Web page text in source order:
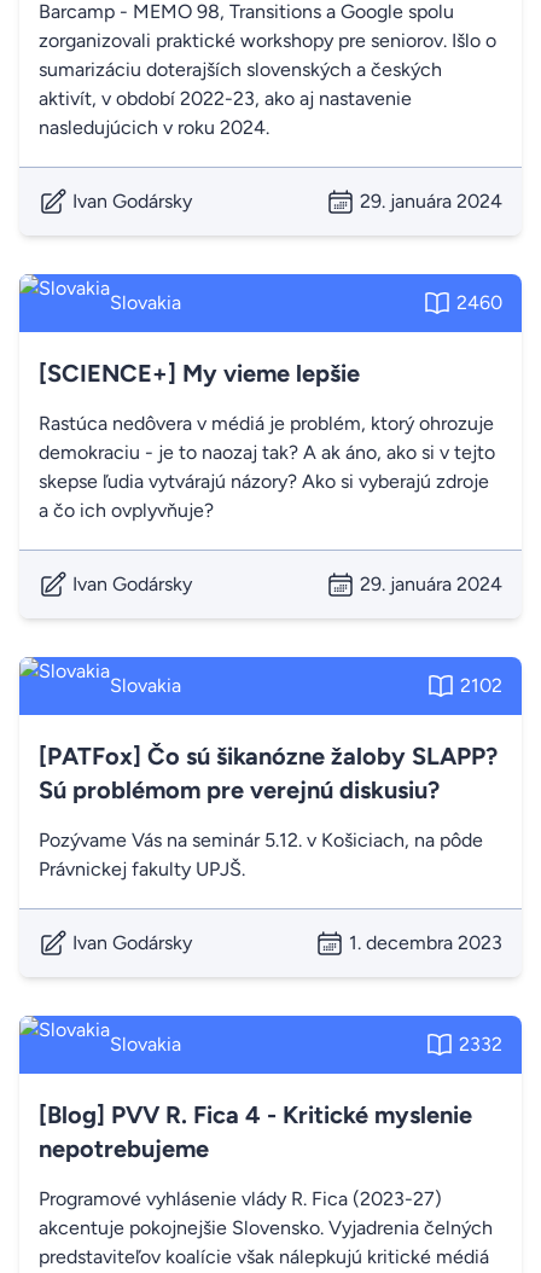
Barcamp - MEMO 98, Transitions a Google spolu
zorganizovali praktické workshopy pre seniorov. Išlo o
sumarizáciu doterajších slovenských a českých
aktivít, v období 2022-23, ako aj nastavenie
nasledujúcich v roku 2024.
Ivan Godársky 29. januára 2024
Slovakia 2460
[SCIENCE+] My vieme lepšie
Rastúca nedôvera v médiá je problém, ktorý ohrozuje
demokraciu - je to naozaj tak? A ak áno, ako si v tejto
skepse ľudia vytvárajú názory? Ako si vyberajú zdroje
a čo ich ovplyvňuje?
Ivan Godársky 29. januára 2024
Slovakia 2102
[PATFox] Čo sú šikanózne žaloby SLAPP?
Sú problémom pre verejnú diskusiu?
Pozývame Vás na seminár 5.12. v Košiciach, na pôde
Právnickej fakulty UPJŠ.
Ivan Godársky 1. decembra 2023
Slovakia 2332
[Blog] PVV R. Fica 4 - Kritické myslenie
nepotrebujeme
Programové vyhlásenie vlády R. Fica (2023-27)
akcentuje pokojnejšie Slovensko. Vyjadrenia čelných
predstaviteľov koalície však nálepkujú kritické médiá